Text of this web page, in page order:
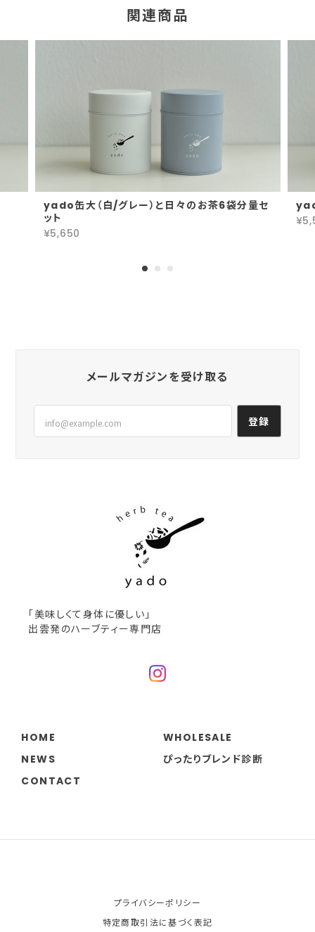
ンドしているので、食べ過ぎた時にぴっ
たりだと思います。
2025/01/28
美味しいので、大袋でお願いしました。美しいお茶の
色、酸味と甘味の味わいが大好きです◎
な方も多いので、酸味をハーブの甘味で
嬉しいです！ ありがとうございます。
胃がスッキリする大好きなお茶です😊❣️
いつもありがとうございます！ 食べ過ぎ
た時や食欲のない時にぴったりのブレン
2024/09/04
2024/09/04
プレゼント包装までしてくさり、ありがとうございま
す。
関連商品
yado缶大（白/グレー）と日々のお茶6袋分量セ
ット
¥5,650
メールマガジンを受け取る
登録
「美味しくて身体に優しい」
出雲発のハーブティー専門店
HOME
WHOLESALE
NEWS
ぴったりブレンド診断
CONTACT
プライバシーポリシー
特定商取引法に基づく表記